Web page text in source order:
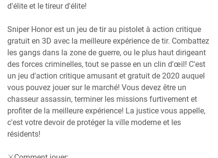
d'élite et le tireur d'élite!
Sniper Honor est un jeu de tir au pistolet à action critique
gratuit en 3D avec la meilleure expérience de tir. Combattez
les gangs dans la zone de guerre, ou le plus haut dirigeant
des forces criminelles, tout se passe en un clin d'œil! C'est
un jeu d'action critique amusant et gratuit de 2020 auquel
vous pouvez jouer sur le marché! Vous devez être un
chasseur assassin, terminer les missions furtivement et
profiter de la meilleure expérience! La justice vous appelle,
c'est votre devoir de protéger la ville moderne et les
résidents!